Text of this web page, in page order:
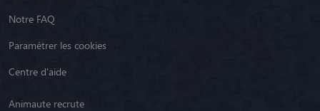
Notre FAQ
Paramétrer les cookies
Centre d'aide
Animaute recrute